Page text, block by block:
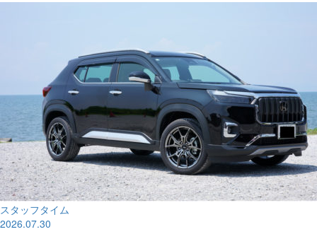
スタッフタイム
2026.07.30